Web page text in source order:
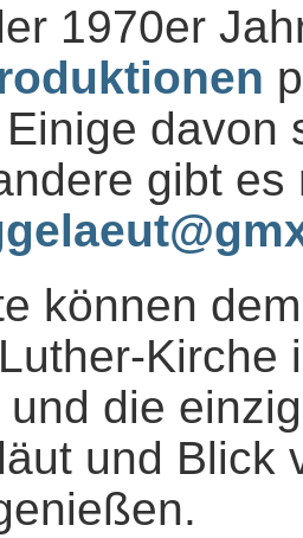
1970er
davon
gibt
können
Kirche
die
und Blick